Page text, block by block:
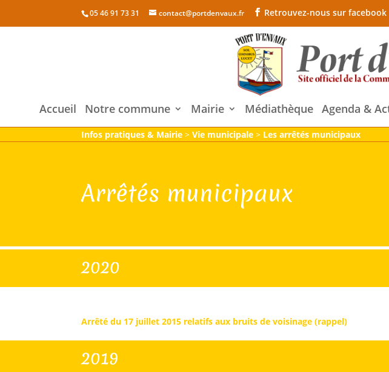
05 46 91 73 31 contact@portdenvaux.fr Retrouvez-nous sur facebook
Accueil Notre commune Mairie Médiathèque Agenda &
Infos pratiques & Mairie >Vie municipale > Les arrêtés municipaux
Arrêtés municipaux
2020
Arrêté du 17 juillet 2015 relatifs aux bruits de voisinage (rappel)
2019